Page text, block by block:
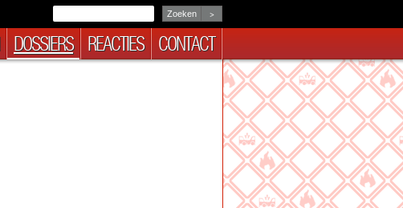
>
DOSSIERS REACTIES CONTACT